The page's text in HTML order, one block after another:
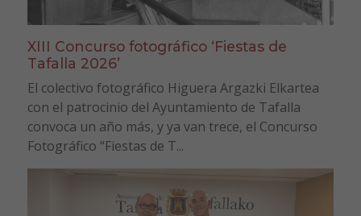
XIII Concurso fotográfico ‘Fiestas de
Tafalla 2026’
El colectivo fotográfico Higuera Argazki Elkartea
con el patrocinio del Ayuntamiento de Tafalla
convoca un año más, y ya van trece, el Concurso
Fotográfico “Fiestas de T...